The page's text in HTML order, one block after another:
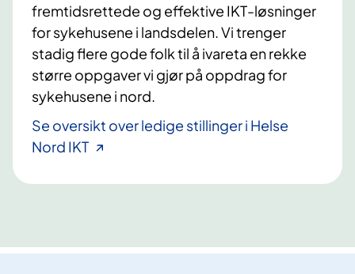
fremtidsrettede og effektive IKT-løsninger
for sykehusene i landsdelen. Vi trenger
stadig flere gode folk til å ivareta en rekke
større oppgaver vi gjør på oppdrag for
sykehusene i nord.
Se oversikt over ledige stillinger i Helse
Nord IKT